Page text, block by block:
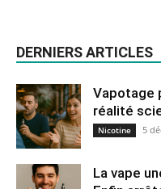
DERNIERS ARTICLES
Vapotage
réalité
Nicotine 5
La vape